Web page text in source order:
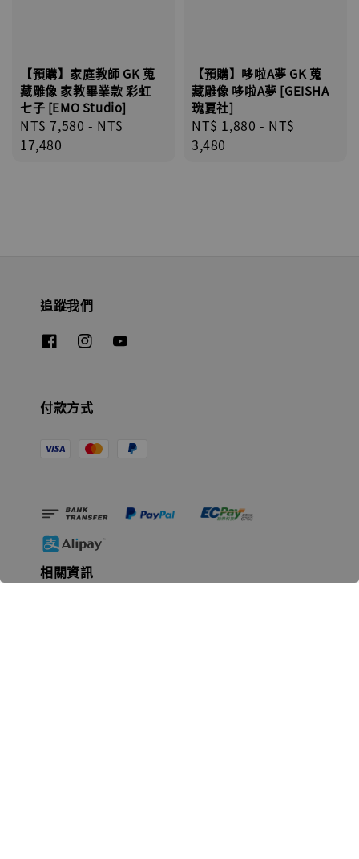
【預購】家庭教師 GK 蒐
藏雕像 家教畢業款 彩虹
七子 [EMO St​​udio]
Regular
price
NT$ 7,580 - NT$
17,480
【預購】哆啦A夢 GK 蒐
藏雕像 哆啦A夢 [GEISHA
瑰夏社]
Regular
price
NT$ 1,880 - NT$
3,480
追蹤我們
付款方式
相關資訊